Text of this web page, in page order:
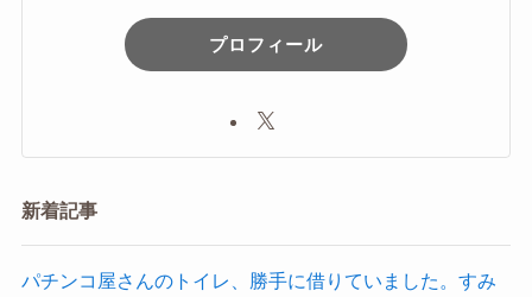
プロフィール
新着記事
パチンコ屋さんのトイレ、勝手に借りていました。すみ